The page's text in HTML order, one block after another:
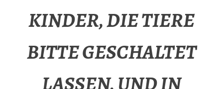
KINDER, DIE TIERE
BITTE GESCHALTET